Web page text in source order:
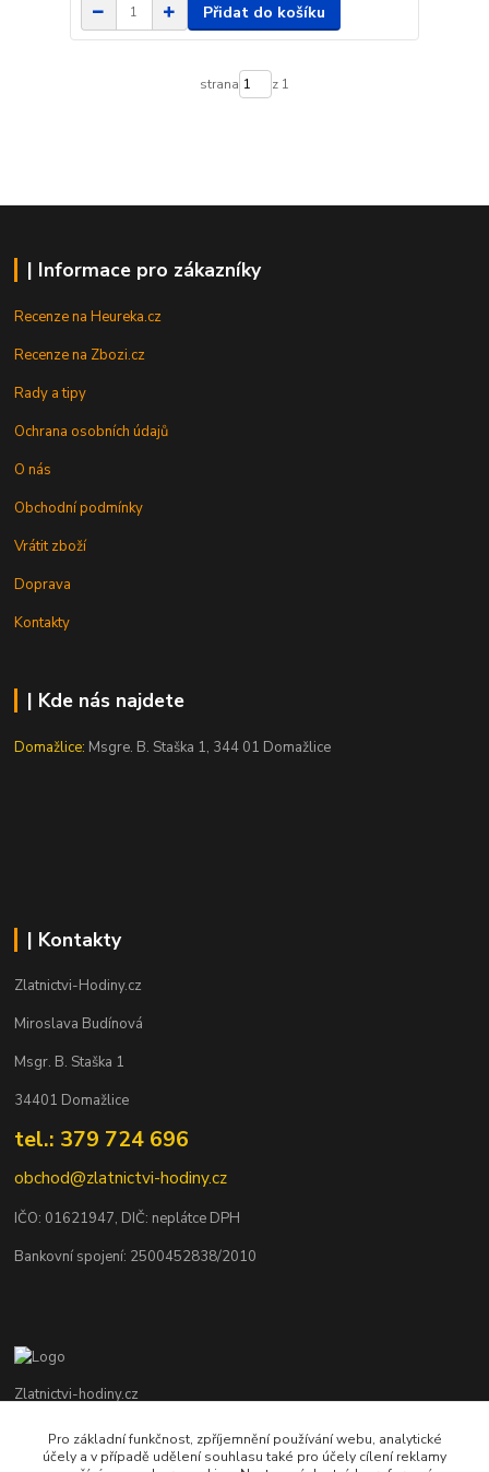
Přidat do košíku
strana z 1
| Informace pro zákazníky
Recenze na Heureka.cz
Recenze na Zbozi.cz
Rady a tipy
Ochrana osobních údajů
O nás
Obchodní podmínky
Vrátit zboží
Doprava
Kontakty
| Kde nás najdete
Domažlice: Msgre. B. Staška 1, 344 01 Domažlice
| Kontakty
Zlatnictvi-Hodiny.cz
Miroslava Budínová
Msgr. B. Staška 1
34401 Domažlice
tel.: 379 724 696
obchod@zlatnictvi-hodiny.cz
IČO: 01621947, DIČ: neplátce DPH
Bankovní spojení: 2500452838/2010
Zlatnictvi-hodiny.cz
+420 379 492 545
Pro základní funkčnost, zpříjemnění používání webu, analytické
účely a v případě udělení souhlasu také pro účely cílení reklamy